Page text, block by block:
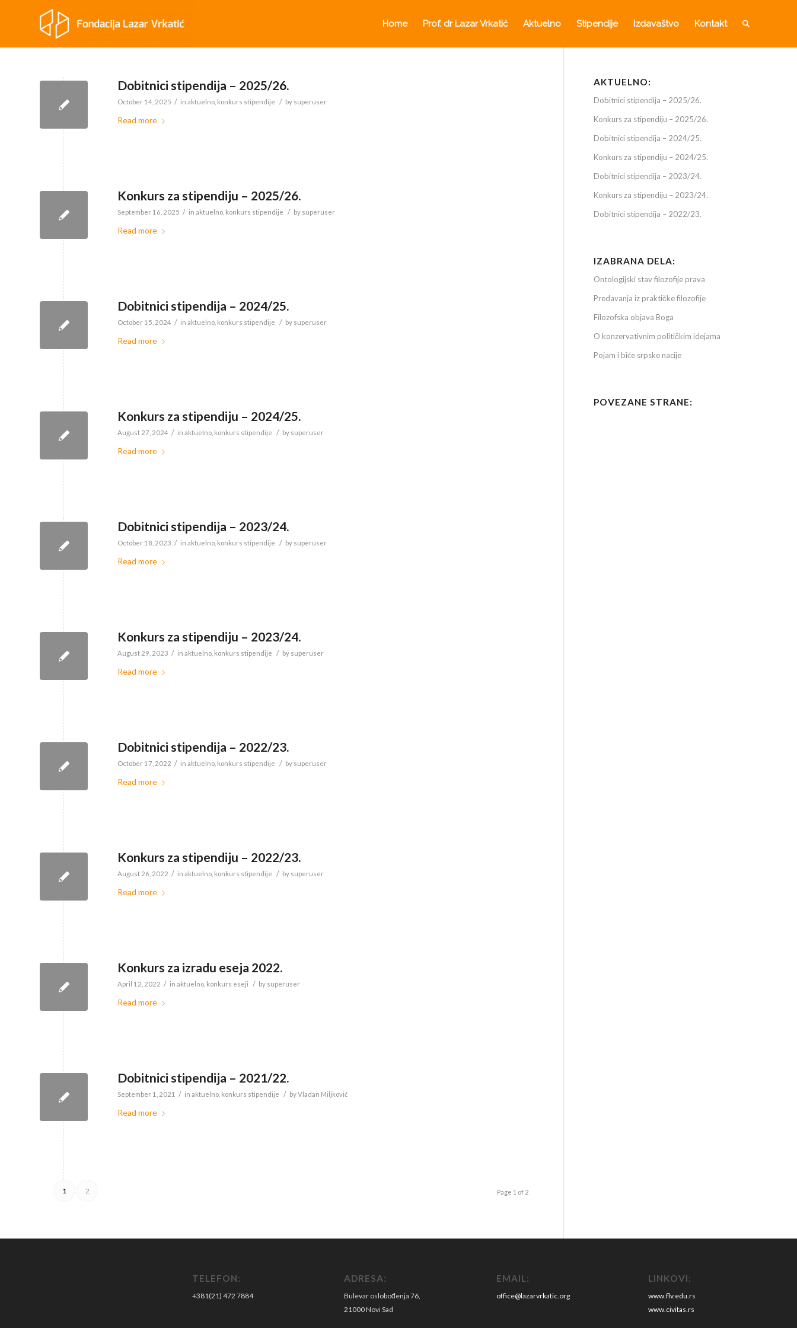
Home Prof. dr Lazar Vrkatić Aktuelno Stipendije Izdavaštvo Kontakt
Dobitnici stipendija – 2025/26.
October 14, 2025 / in aktuelno konkurs stipendije / by superuser
Read more
Konkurs za stipendiju – 2025/26.
September 16, 2025 / in aktuelno konkurs stipendije / by superuser
Read more
Dobitnici stipendija – 2024/25.
October 15, 2024 / in aktuelno konkurs stipendije / by superuser
Read more
Konkurs za stipendiju – 2024/25.
August 27, 2024 / in aktuelno konkurs stipendije / by superuser
Read more
Dobitnici stipendija – 2023/24.
October 18, 2023 / in aktuelno konkurs stipendije / by superuser
Read more
Konkurs za stipendiju – 2023/24.
August 29, 2023 / in aktuelno konkurs stipendije / by superuser
Read more
Dobitnici stipendija – 2022/23.
October 17, 2022 / in aktuelno konkurs stipendije / by superuser
Read more
Konkurs za stipendiju – 2022/23.
August 26, 2022 / in aktuelno konkurs stipendije / by superuser
Read more
Konkurs za izradu eseja 2022.
April 12, 2022 / in aktuelno konkurs eseji / by superuser
Read more
Dobitnici stipendija – 2021/22.
September 1, 2021 / in aktuelno konkurs stipendije / byVladan Miljković
Read more
Page 1 of 2
1 2
AKTUELNO:
Dobitnici stipendija – 2025/26.
Konkurs za stipendiju – 2025/26.
Dobitnici stipendija – 2024/25.
Konkurs za stipendiju – 2024/25.
Dobitnici stipendija – 2023/24.
Konkurs za stipendiju – 2023/24.
Dobitnici stipendija – 2022/23.
IZABRANA DELA:
Ontologijski stav filozofije prava
Predavanja iz praktičke filozofije
Filozofska objava Boga
O konzervativnim političkim idejama
Pojam i biće srpske nacije
POVEZANE STRANE:
TELEFON:
+381(21) 472 7884
ADRESA:
Bulevar oslobođenja 76,
21000 Novi Sad
EMAIL:
office@lazarvrkatic.org
LINKOVI:
www.flv.edu.rs
www.civitas.rs